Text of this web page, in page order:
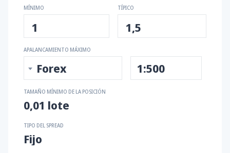
MÍNIMO
1
TÍPICO
1,5
APALANCAMIENTO MÁXIMO
Forex 1:500
TAMAÑO MÍNIMO DE LA POSICIÓN
0,01 lote
TIPO DEL SPREAD
Fijo